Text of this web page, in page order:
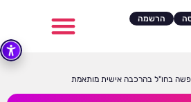
הרשמה
בחו"ל בהרכבה אישית מותאמת